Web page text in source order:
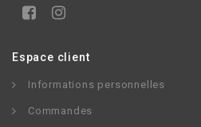
Espace client
Informations personnelles
Commandes